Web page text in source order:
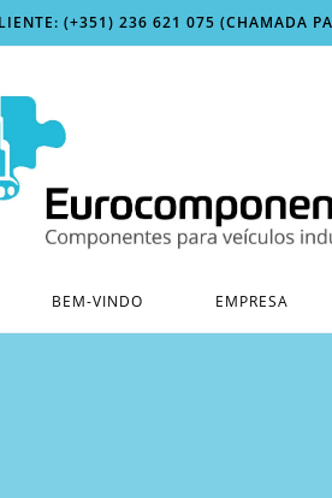
(+351) 236 621 075 (CHAMADA
BEM-VINDO EMPRESA